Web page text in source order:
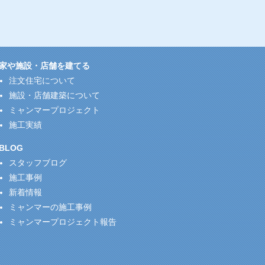
や施設・店舗を建てる
注文住宅について
施設・店舗建築について
ミャンマープロジェクト
施工実績
スタッフブログ
施工事例
新着情報
ミャンマーの施工事例
ミャンマープロジェクト報告